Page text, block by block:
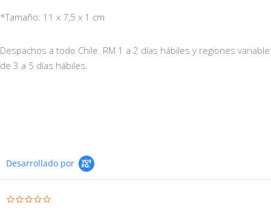
*Tamaño: 11 x 7,5 x 1 cm
Despachos a todo Chile. RM 1 a 2 días hábiles y regiones variable
de 3 a 5 días hábiles.
Desarrollado por